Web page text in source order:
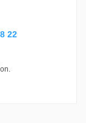
22